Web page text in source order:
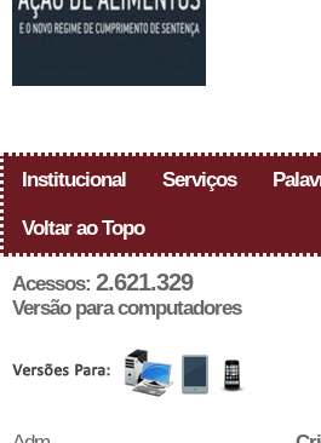
Institucional Serviços
Voltar ao Topo
Acessos: 2.621.329
Versão para computadores